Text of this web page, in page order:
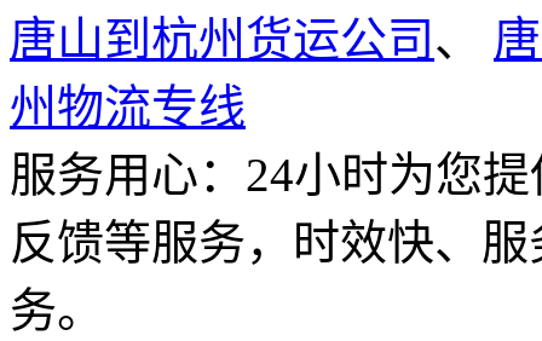
唐山到杭州货运公司 、
州物流专线
服务用心： 24小时为您
反馈等服务，时效快、
务。